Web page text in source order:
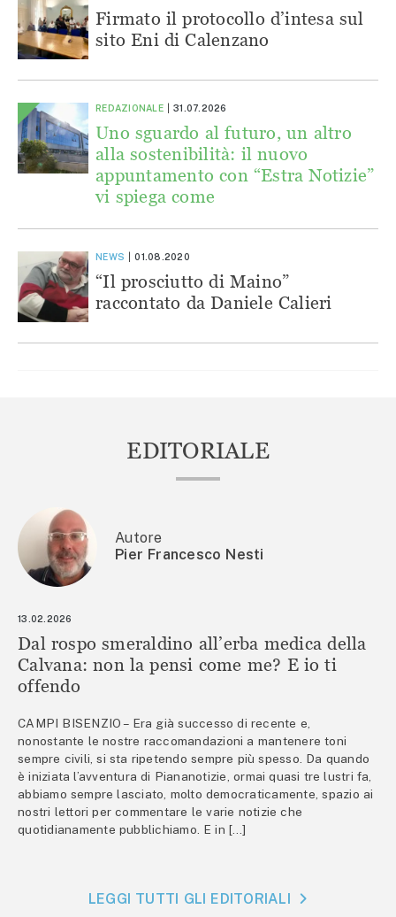
Firmato il protocollo d’intesa sul
sito Eni di Calenzano
REDAZIONALE 31.07.2026
Uno sguardo al futuro, un altro
alla sostenibilità: il nuovo
appuntamento con “Estra Notizie”
vi spiega come
NEWS 01.08.2020
“Il prosciutto di Maino”
raccontato da Daniele Calieri
EDITORIALE
Autore
Pier Francesco Nesti
13.02.2026
Dal rospo smeraldino all’erba medica della
Calvana: non la pensi come me? E io ti
offendo
CAMPI BISENZIO – Era già successo di recente e,
nonostante le nostre raccomandazioni a mantenere toni
sempre civili, si sta ripetendo sempre più spesso. Da quando
è iniziata l’avventura di Piananotizie, ormai quasi tre lustri fa,
abbiamo sempre lasciato, molto democraticamente, spazio ai
nostri lettori per commentare le varie notizie che
quotidianamente pubblichiamo. E in […]
LEGGI TUTTI GLI EDITORIALI